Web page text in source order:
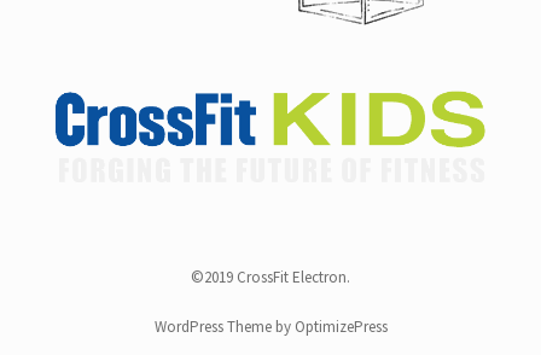
©2019 CrossFit Electron.
WordPress Theme by OptimizePress